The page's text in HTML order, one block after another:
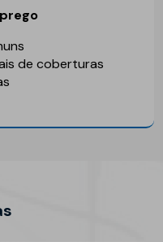
de coberturas